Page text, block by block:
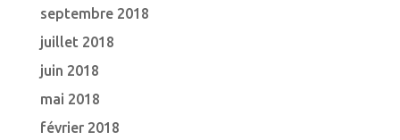
septembre 2018
juillet 2018
juin 2018
mai 2018
février 2018